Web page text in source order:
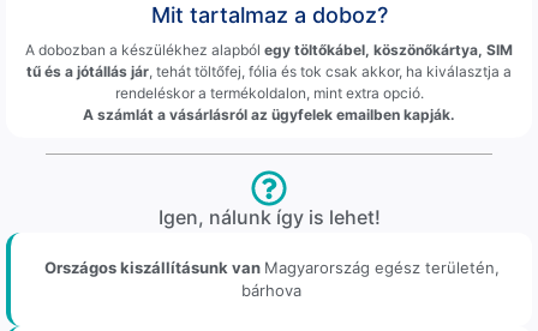
Mit tartalmaz a doboz?
A dobozban a készülékhez alapból egy töltőkábel, köszönőkártya, SIM
tű és a jótállás jár , tehát töltőfej, fólia és tok csak akkor, ha kiválasztja a
rendeléskor a termékoldalon, mint extra opció.
A számlát a vásárlásról az ügyfelek emailben kapják.
Igen, nálunk így is lehet!
Országos kiszállításunk van Magyarország egész területén,
bárhova